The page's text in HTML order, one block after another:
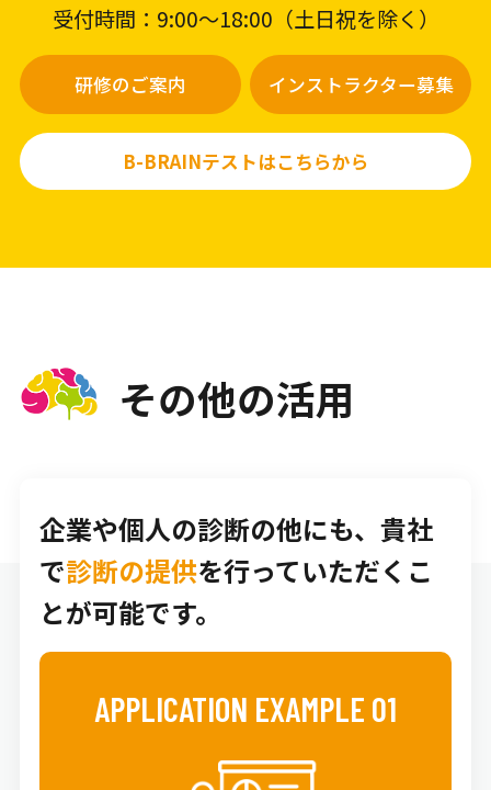
受付時間：9:00〜18:00（土日祝を除く）
研修のご案内 インストラクター募集
B-BRAINテストはこちらから
その他の活用
企業や個人の診断の他にも、貴社
で診断の提供を行っていただくこ
とが可能です。
APPLICATION EXAMPLE 01